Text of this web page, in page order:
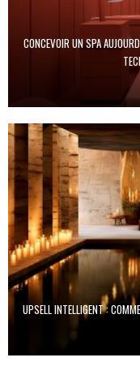
CONCEVOIR UN SPA
UPSELL INTELLIGENT :